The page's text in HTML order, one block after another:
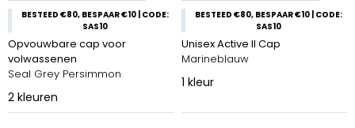
BESTEED €80, BESPAAR €10 | CODE:
SAS10
Opvouwbare cap voor
volwassenen
Seal Grey Persimmon
2 kleuren
BESTEED €80, BESPAAR €10 | CODE:
SAS10
Unisex Active II Cap
Marineblauw
1 kleur